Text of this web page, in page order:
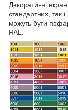
Декоративні
стандартних, так
можуть бути
RAL.